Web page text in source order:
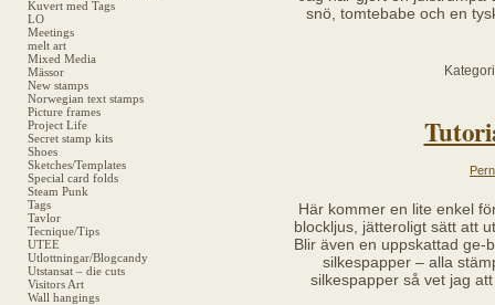
Kuvert med Tags
LO
Meetings
melt art
Mixed Media
Mässor
New stamps
Norwegian text stamps
Picture frames
Project Life
Secret stamp kits
Shoes
Sketches/Templates
Special card folds
Steam Punk
Tags
Tavlor
Tecnique/Tips
UTEE
Utlottningar/Blogcandy
Utstansat – die cuts
Visitors Art
Wall hangings
snö, tomtebabe och en
Här kommer en lite enkel
blockljus, jätteroligt sätt att
Blir även en uppskattad ge-
silkespapper – alla
silkespapper så vet jag